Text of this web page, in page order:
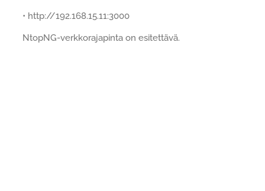
• http://192.168.15.11:3000
NtopNG-verkkorajapinta on esitettävä.